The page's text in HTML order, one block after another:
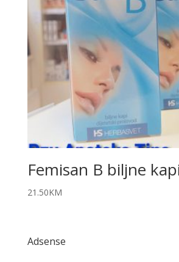
Femisan B biljne
21.50KM
Adsense